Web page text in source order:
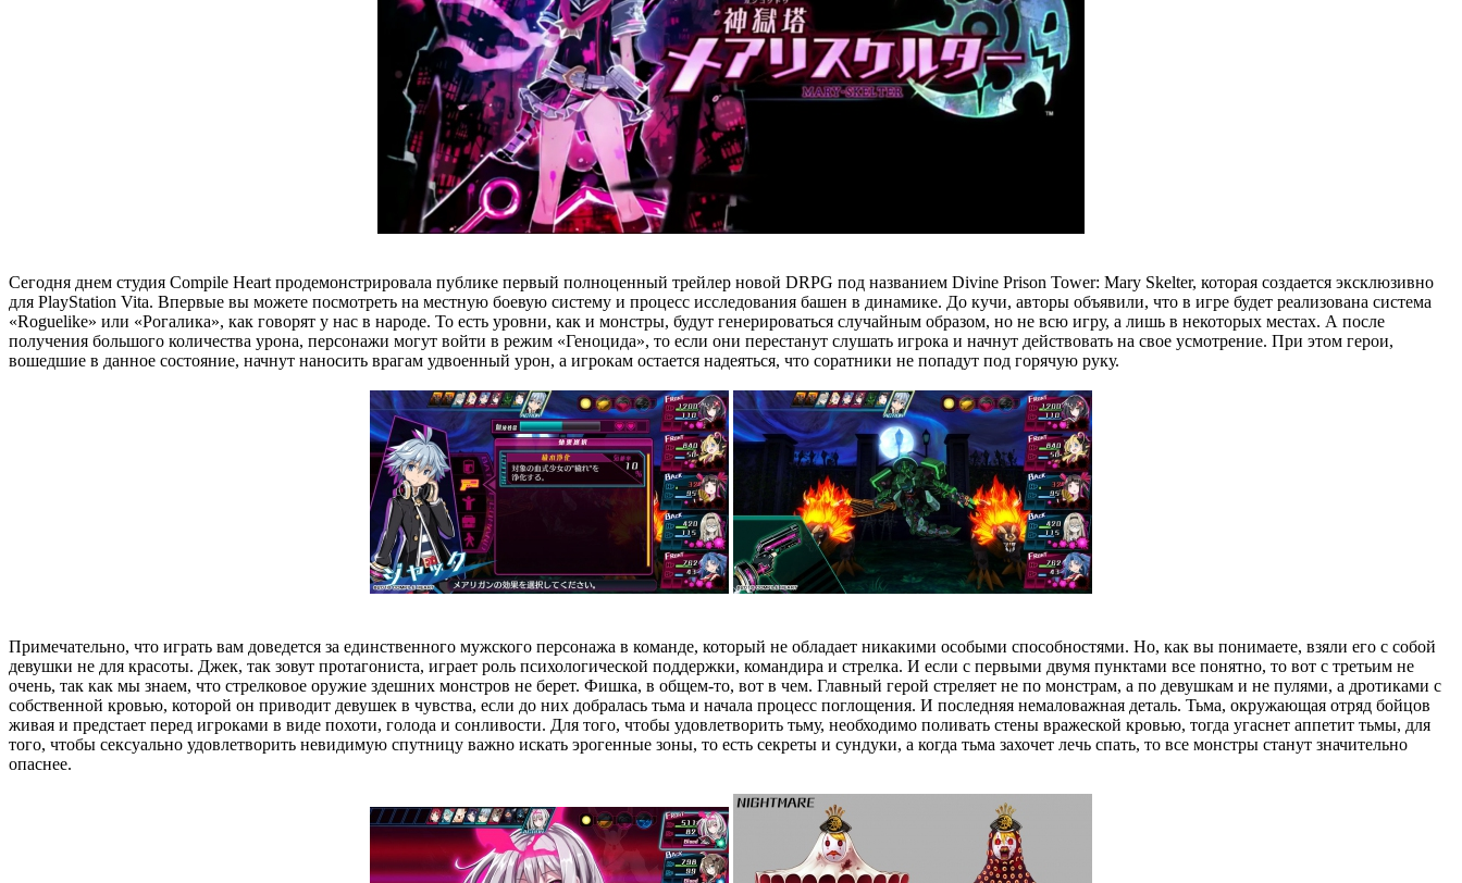
Сегодня днем студия Compile Heart продемонстрировала публике первый полноценный трейлер новой DRPG под названием Divine Prison Tower: Mary Skelter, которая создается эксклюзивно
для PlayStation Vita. Впервые вы можете посмотреть на местную боевую систему и процесс исследования башен в динамике. До кучи, авторы объявили, что в игре будет реализована система
«Roguelike» или «Рогалика», как говорят у нас в народе. То есть уровни, как и монстры, будут генерироваться случайным образом, но не всю игру, а лишь в некоторых местах. А после
получения большого количества урона, персонажи могут войти в режим «Геноцида», то если они перестанут слушать игрока и начнут действовать на свое усмотрение. При этом герои,
вошедшие в данное состояние, начнут наносить врагам удвоенный урон, а игрокам остается надеяться, что соратники не попадут под горячую руку.
Примечательно, что играть вам доведется за единственного мужского персонажа в команде, который не обладает никакими особыми способностями. Но, как вы понимаете, взяли его с собой
девушки не для красоты. Джек, так зовут протагониста, играет роль психологической поддержки, командира и стрелка. И если с первыми двумя пунктами все понятно, то вот с третьим не
очень, так как мы знаем, что стрелковое оружие здешних монстров не берет. Фишка, в общем-то, вот в чем. Главный герой стреляет не по монстрам, а по девушкам и не пулями, а дротиками с
собственной кровью, которой он приводит девушек в чувства, если до них добралась тьма и начала процесс поглощения. И последняя немаловажная деталь. Тьма, окружающая отряд бойцов
живая и предстает перед игроками в виде похоти, голода и сонливости. Для того, чтобы удовлетворить тьму, необходимо поливать стены вражеской кровью, тогда угаснет аппетит тьмы, для
того, чтобы сексуально удовлетворить невидимую спутницу важно искать эрогенные зоны, то есть секреты и сундуки, а когда тьма захочет лечь спать, то все монстры станут значительно
опаснее.